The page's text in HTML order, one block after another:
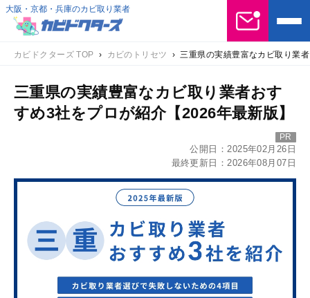
大阪・京都・兵庫のカビ取り業者
カビドクターズ TOP › カビのトリセツ › 三重県の実績豊富なカビ取り業
三重県の実績豊富なカビ取り業者おす
すめ3社をプロが紹介【2026年最新版】
PR
公開日：2025年02月26日
最終更新日：2026年08月07日